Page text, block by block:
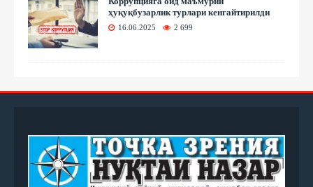
ҳуқуқбузарлик турлари кенгайтирилди
16.06.2025 2 699